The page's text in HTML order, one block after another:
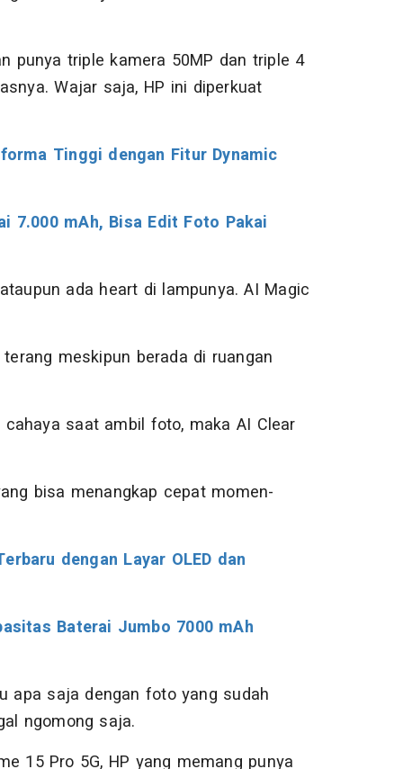
punya triple kamera 50MP dan triple 4
Wajar saja, HP ini diperkuat
Tinggi dengan Fitur Dynamic
7.000 mAh, Bisa Edit Foto Pakai
ada heart di lampunya. AI Magic
meskipun berada di ruangan
saat ambil foto, maka AI Clear
bisa menangkap cepat momen-
dengan Layar OLED dan
Baterai Jumbo 7000 mAh
apa saja dengan foto yang sudah
ngomong saja.
15 Pro 5G, HP yang memang punya